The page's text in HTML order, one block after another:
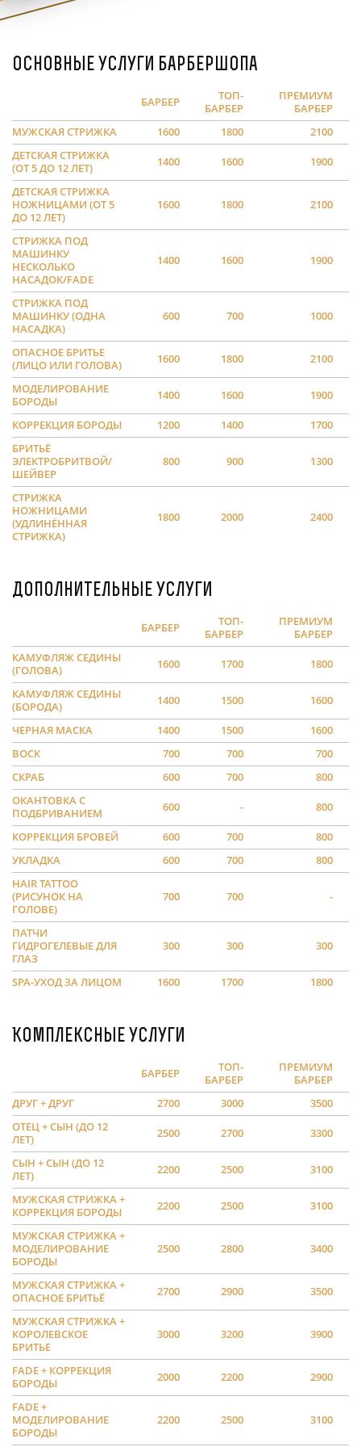
Основные услуги барбершопа
БАРБЕР
ТОП-
БАРБЕР
ПРЕМИУМ
БАРБЕР
МУЖСКАЯ СТРИЖКА
1600 1800
2100
ДЕТСКАЯ СТРИЖКА
(ОТ 5 ДО 12 ЛЕТ)
1400 1600 1900
ДЕТСКАЯ СТРИЖКА
НОЖНИЦАМИ (ОТ 5
ДО 12 ЛЕТ)
1600 1800 2100
СТРИЖКА ПОД
МАШИНКУ
НЕСКОЛЬКО
НАСАДОК/FADE
1400 1600 1900
СТРИЖКА ПОД
МАШИНКУ (ОДНА
НАСАДКА)
600 700 1000
ОПАСНОЕ БРИТЬЕ
(ЛИЦО ИЛИ ГОЛОВА)
1600 1800 2100
МОДЕЛИРОВАНИЕ
БОРОДЫ
1400 1600 1900
КОРРЕКЦИЯ БОРОДЫ 1200 1400
1700
БРИТЬЁ
ЭЛЕКТРОБРИТВОЙ/
ШЕЙВЕР
800 900 1300
СТРИЖКА
НОЖНИЦАМИ
(УДЛИНЁННАЯ
СТРИЖКА)
1800 2000 2400
Дополнительные услуги
БАРБЕР
ТОП-
БАРБЕР
ПРЕМИУМ
БАРБЕР
КАМУФЛЯЖ СЕДИНЫ
(ГОЛОВА)
1600 1700 1800
КАМУФЛЯЖ СЕДИНЫ
(БОРОДА)
1400 1500 1600
ЧЕРНАЯ МАСКА 1400 1500
1600
ВОСК
700 700
700
СКРАБ
600 700
800
ОКАНТОВКА С
ПОДБРИВАНИЕМ
600 - 800
КОРРЕКЦИЯ БРОВЕЙ 600 700
800
УКЛАДКА
600 700
800
HAIR TATTOO
(РИСУНОК НА
ГОЛОВЕ)
700 700 -
ПАТЧИ
ГИДРОГЕЛЕВЫЕ ДЛЯ
ГЛАЗ
300 300 300
SPA-УХОД ЗА ЛИЦОМ 1600 1700 1800
Комплексные услуги
БАРБЕР
ТОП-
БАРБЕР
ПРЕМИУМ
БАРБЕР
ДРУГ + ДРУГ
2700 3000
3500
ОТЕЦ + СЫН (ДО 12
ЛЕТ)
2500 2700 3300
СЫН + СЫН (ДО 12
ЛЕТ)
2200 2500 3100
МУЖСКАЯ СТРИЖКА +
КОРРЕКЦИЯ БОРОДЫ
2200 2500 3100
МУЖСКАЯ СТРИЖКА +
МОДЕЛИРОВАНИЕ
БОРОДЫ
2500 2800 3400
МУЖСКАЯ СТРИЖКА +
ОПАСНОЕ БРИТЬЁ
2700 2900 3500
МУЖСКАЯ СТРИЖКА +
КОРОЛЕВСКОЕ
БРИТЬЕ
3000 3200 3900
FADE + КОРРЕКЦИЯ
БОРОДЫ
2000 2200 2900
FADE +
МОДЕЛИРОВАНИЕ
БОРОДЫ
2200 2500 3100